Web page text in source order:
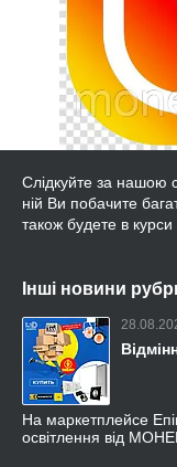
Слідкуйте за нашою
ній Ви побачите
також будете в
Інші новини
На маркетплейсе
освітлення від